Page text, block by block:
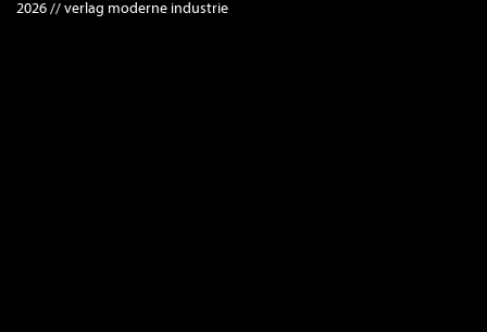
2026 // verlag moderne industrie